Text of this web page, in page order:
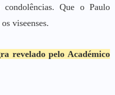
Que o Paulo
viseenses.
revelado pelo Académico